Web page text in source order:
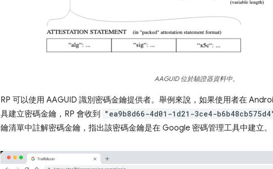
AAGUID 位於驗證器資料中。
RP 可以使用 AAGUID 識別密碼金鑰提供者。舉例來說，如果使用者在
具建立密碼金鑰，RP 會收到
"ea9b8d66-4d01-1d21-3ce4-
鑰清單中註解密碼金鑰，指出該密碼金鑰是在 Google 密碼管理工具中建立。